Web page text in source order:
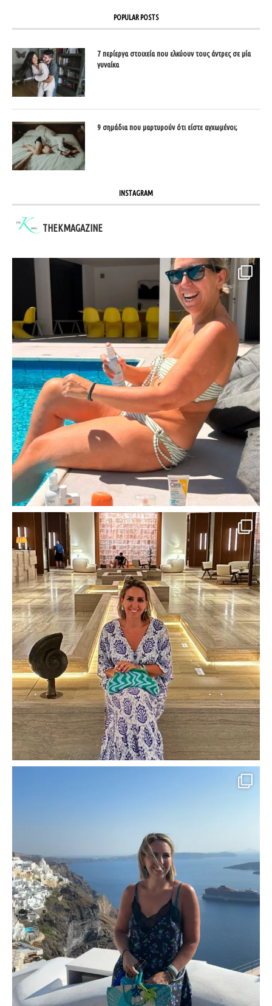
POPULAR POSTS
7 περίεργα στοιχεία που ελκύουν τους άντρες σε μία
γυναίκα
9 σημάδια που μαρτυρούν ότι είστε αγχωμένοι;
INSTAGRAM
THEKMAGAZINE